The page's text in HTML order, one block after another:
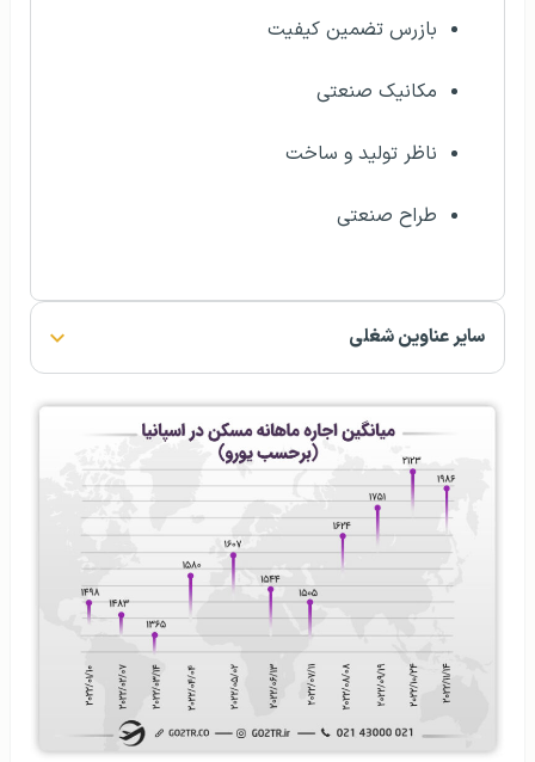
بازرس تضمین کیفیت
مکانیک صنعتی
ناظر تولید و ساخت
طراح صنعتی
سایر عناوین شغلی